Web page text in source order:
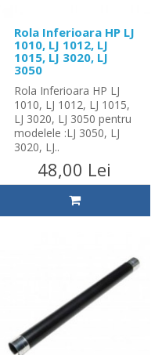
Rola Inferioara HP LJ
1010, LJ 1012, LJ
1015, LJ 3020, LJ
3050
Rola Inferioara HP LJ
1010, LJ 1012, LJ 1015,
LJ 3020, LJ 3050 pentru
modelele :LJ 3050, LJ
3020, LJ..
48,00 Lei